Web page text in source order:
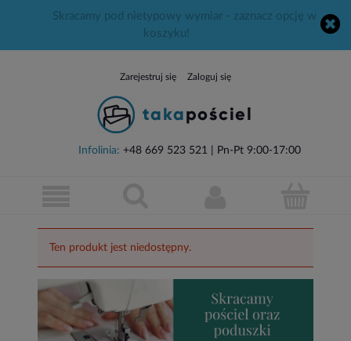
Skracamy pod nietypowy wymiar - zaznacz opcję w
koszyku!
Zarejestruj się Zaloguj się
Infolinia: +48 669 523 521 | Pn-Pt 9:00-17:00
Ten produkt jest niedostępny.